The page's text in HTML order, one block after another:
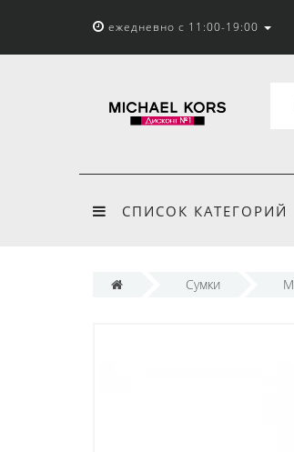
ежедневно с 11:00-19:00
СПИСОК КАТЕГОРИЙ
Сумки